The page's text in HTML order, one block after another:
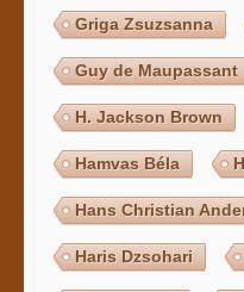
Griga Zsuzsanna
Guy de Maupassant
H. Jackson Brown
Hamvas Béla
Hans Christian
Haris Dzsohari